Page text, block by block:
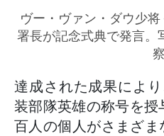
ヴー・ヴァン・ダウ少
署長が記念式典で発言。
察
達成された成果によ
装部隊英雄の称号を
百人の個人がさまざま